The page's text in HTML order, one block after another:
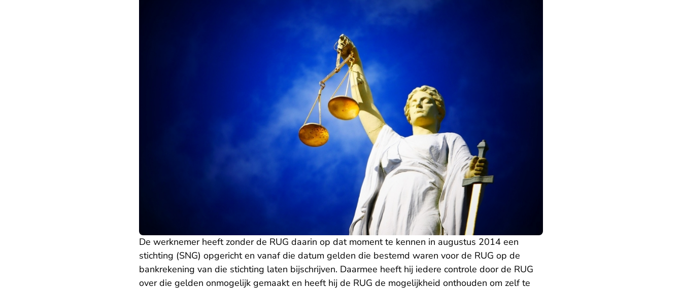
De werknemer heeft zonder de RUG daarin op dat moment te kennen in augustus 2014 een
stichting (SNG) opgericht en vanaf die datum gelden die bestemd waren voor de RUG op de
bankrekening van die stichting laten bijschrijven. Daarmee heeft hij iedere controle door de RUG
over die gelden onmogelijk gemaakt en heeft hij de RUG de mogelijkheid onthouden om zelf te